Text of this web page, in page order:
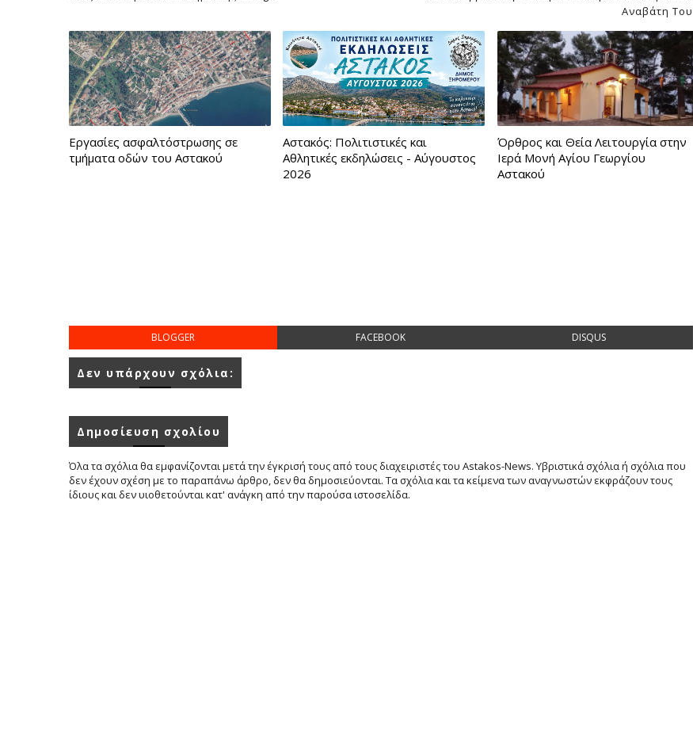
Αναβάτη Του
Εργασίες ασφαλτόστρωσης σε
τμήματα οδών του Αστακού
Αστακός: Πολιτιστικές και
Αθλητικές εκδηλώσεις - Αύγουστος
2026
Όρθρος και Θεία Λειτουργία στην
Ιερά Μονή Αγίου Γεωργίου
Αστακού
BLOGGER FACEBOOK DISQUS
Δεν υπάρχουν σχόλια:
Δημοσίευση σχολίου
Όλα τα σχόλια θα εμφανίζονται μετά την έγκρισή τους από τους διαχειριστές του Astakos-News. Υβριστικά σχόλια ή σχόλια που
δεν έχουν σχέση με το παραπάνω άρθρο, δεν θα δημοσιεύονται. Τα σχόλια και τα κείμενα των αναγνωστών εκφράζουν τους
ίδιους και δεν υιοθετούνται κατ' ανάγκη από την παρούσα ιστοσελίδα.